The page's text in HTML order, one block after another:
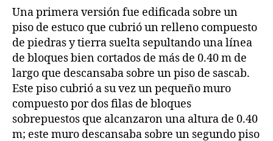
Una primera versión fue edificada sobre un
piso de estuco que cubrió un relleno compuesto
de piedras y tierra suelta sepultando una línea
de bloques bien cortados de más de 0.40 m de
largo que descansaba sobre un piso de sascab.
Este piso cubrió a su vez un pequeño muro
compuesto por dos filas de bloques
sobrepuestos que alcanzaron una altura de 0.40
m; este muro descansaba sobre un segundo piso